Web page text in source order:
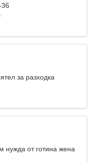
за разходка
нужда от готина жена